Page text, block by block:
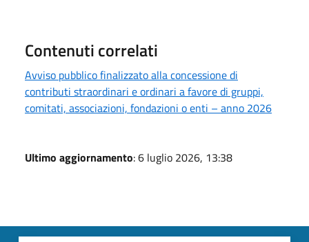
Contenuti correlati
Avviso pubblico finalizzato alla concessione di
contributi straordinari e ordinari a favore di gruppi,
comitati, associazioni, fondazioni o enti – anno 2026
Ultimo aggiornamento: 6 luglio 2026, 13:38